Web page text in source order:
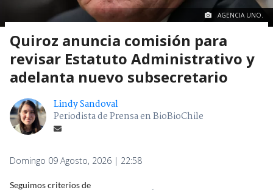
AGENCIA UNO.
Quiroz anuncia comisión para
revisar Estatuto Administrativo y
adelanta nuevo subsecretario
Lindy Sandoval
Periodista de Prensa en BioBioChile
Domingo 09 Agosto, 2026 | 22:58
Seguimos criterios de